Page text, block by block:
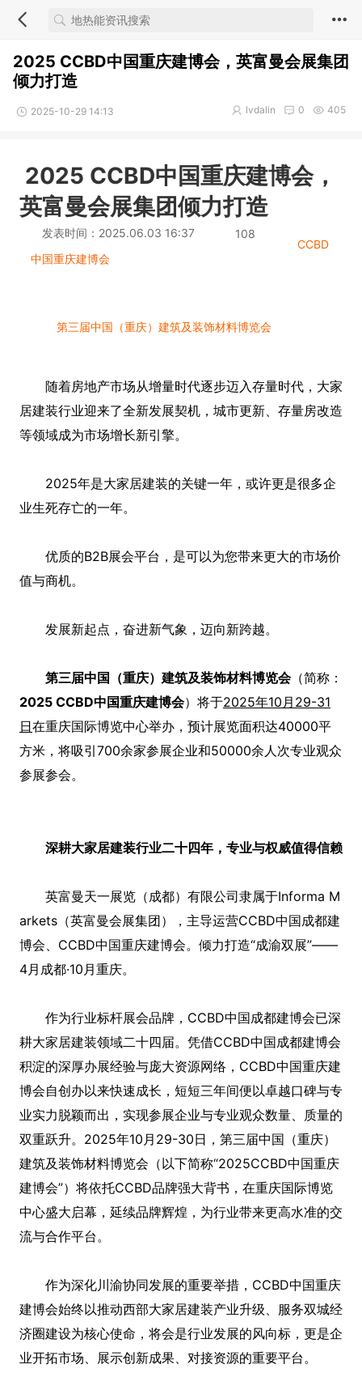
2025 CCBD中国重庆建博会，英富曼会展集团
倾力打造
2025-10-29 14:13 405
0
lvdalin
2025 CCBD中国重庆建博会，
英富曼会展集团倾力打造
发表时间：2025.06.03 16:37 108
CCBD
中国重庆建博会
第三届中国（重庆）建筑及装饰材料博览会
随着房地产市场从增量时代逐步迈入存量时代，大家
居建装行业迎来了全新发展契机，城市更新、存量房改造
等领域成为市场增长新引擎。
2025年是大家居建装的关键一年，或许更是很多企
业生死存亡的一年。
优质的B2B展会平台，是可以为您带来更大的市场价
值与商机。
发展新起点，奋进新气象，迈向新跨越。
第三届中国（重庆）建筑及装饰材料博览会（简称：
2025 CCBD中国重庆建博会）将于2025年10月29-31
日在重庆国际博览中心举办，预计展览面积达40000平
方米，将吸引700余家参展企业和50000余人次专业观众
参展参会。
深耕大家居建装行业二十四年，专业与权威值得信赖
英富曼天一展览（成都）有限公司隶属于Informa M
arkets（英富曼会展集团），主导运营CCBD中国成都建
博会、CCBD中国重庆建博会。倾力打造“成渝双展”——
4月成都·10月重庆。
作为行业标杆展会品牌，CCBD中国成都建博会已深
耕大家居建装领域二十四届。凭借CCBD中国成都建博会
积淀的深厚办展经验与庞大资源网络，CCBD中国重庆建
博会自创办以来快速成长，短短三年间便以卓越口碑与专
业实力脱颖而出，实现参展企业与专业观众数量、质量的
双重跃升。2025年10月29-30日，第三届中国（重庆）
建筑及装饰材料博览会（以下简称“2025CCBD中国重庆
建博会”）将依托CCBD品牌强大背书，在重庆国际博览
中心盛大启幕，延续品牌辉煌，为行业带来更高水准的交
流与合作平台。
作为深化川渝协同发展的重要举措，CCBD中国重庆
建博会始终以推动西部大家居建装产业升级、服务双城经
济圈建设为核心使命，将会是行业发展的风向标，更是企
业开拓市场、展示创新成果、对接资源的重要平台。